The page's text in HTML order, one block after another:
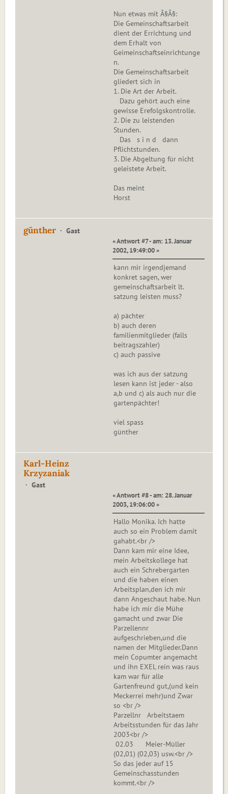
Nun etwas mit Â§Â§:
Die Gemeinschaftsarbeit
dient der Errichtung und
dem Erhalt von
Geimeinschaftseinrichtunge
n.
Die Gemeinschaftsarbeit
gliedert sich in
1. Die Art der Arbeit.
Dazu gehört auch eine
gewisse Erefolgskontrolle.
2. Die zu leistenden
Stunden.
Das s i n d dann
Pflichtstunden.
3. Die Abgeltung für nicht
geleistete Arbeit.
Das meint
Horst
günther Gast
« Antwort #7 - am: 13. Januar
2002, 19:49:00 »
kann mir irgendjemand
konkret sagen, wer
gemeinschaftsarbeit lt.
satzung leisten muss?
a) pächter
b) auch deren
familienmitglieder (falls
beitragszahler)
c) auch passive
was ich aus der satzung
lesen kann ist jeder - also
a,b und c) als auch nur die
gartenpächter!
viel spass
günther
Karl-Heinz
Krzyzaniak
Gast
« Antwort #8 - am: 28. Januar
2003, 19:06:00 »
Hallo Monika. Ich hatte
auch so ein Problem damit
gahabt.<br />
Dann kam mir eine Idee,
mein Arbeitskollege hat
auch ein Schrebergarten
und die haben einen
Arbeitsplan,den ich mir
dann Angeschaut habe. Nun
habe ich mir die Mühe
gamacht und zwar Die
Parzellennr
aufgeschrieben,und die
namen der Mitglieder.Dann
mein Copumter angemacht
und ihn EXEL rein was raus
kam war für alle
Gartenfreund gut,(und kein
Meckerrei mehr)und Zwar
so <br />
Parzellnr Arbeitstaem
Arbeitsstunden für das Jahr
2003<br />
02.03 Meier-Müller
(02,01) (02,03) usw.<br />
So das jeder auf 15
Gemeinschasstunden
kommt.<br />